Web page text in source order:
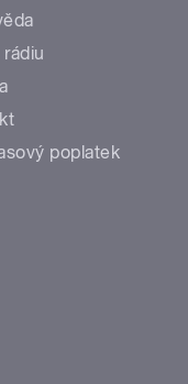
rádiu
poplatek